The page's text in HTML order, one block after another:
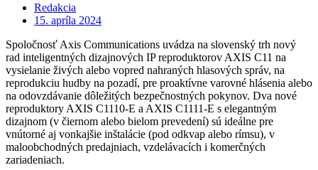
Redakcia
15. apríla 2024
Spoločnosť Axis Communications uvádza na slovenský trh nový
rad inteligentných dizajnových IP reproduktorov AXIS C11 na
vysielanie živých alebo vopred nahraných hlasových správ, na
reprodukciu hudby na pozadí, pre proaktívne varovné hlásenia alebo
na odovzdávanie dôležitých bezpečnostných pokynov. Dva nové
reproduktory AXIS C1110-E a AXIS C1111-E s elegantným
dizajnom (v čiernom alebo bielom prevedení) sú ideálne pre
vnútorné aj vonkajšie inštalácie (pod odkvap alebo rímsu), v
maloobchodných predajniach, vzdelávacích i komerčných
zariadeniach.